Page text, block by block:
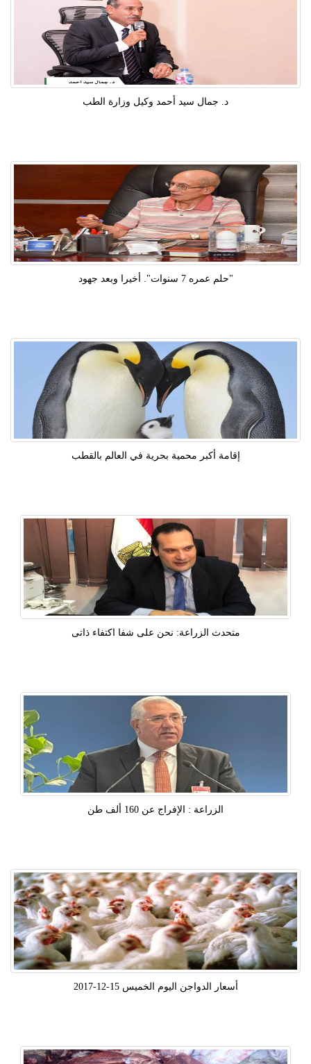
د. جمال سيد أحمد وكيل وزارة الطب
"حلم عمره 7 سنوات". أخيرا وبعد جهود
إقامة أكبر محمية بحرية في العالم بالقطب
متحدث الزراعة: نحن على شفا اكتفاء ذاتى
الزراعة : الإفراج عن 160 ألف طن
أسعار الدواجن اليوم الخميس 15-12-2017